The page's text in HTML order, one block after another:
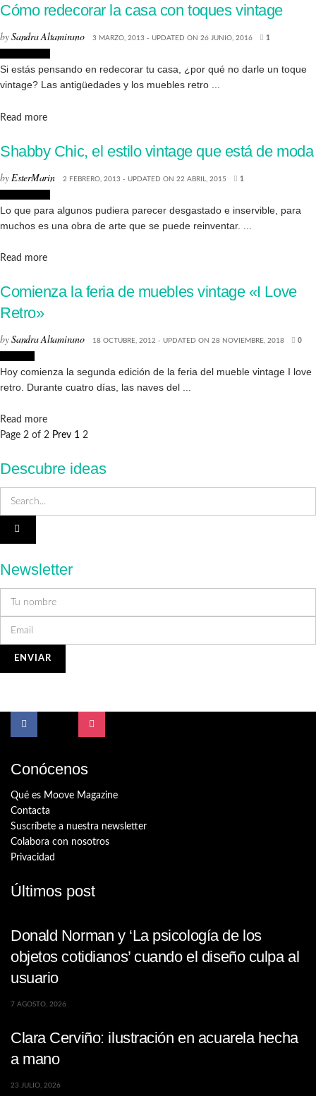
Cómo redecorar la casa con toques vintage
bySandra Altamirano 3 MARZO, 2013 - UPDATED ON 26 JUNIO, 2016 1
Si estás pensando en redecorar tu casa, ¿por qué no darle un toque
vintage? Las antigüedades y los muebles retro ...
Read moreDetails
Shabby Chic, el estilo vintage que está de moda
by EsterMarin 2 FEBRERO, 2013 - UPDATED ON 22 ABRIL, 2015 1
Lo que para algunos pudiera parecer desgastado e inservible, para
muchos es una obra de arte que se puede reinventar. ...
Read moreDetails
Comienza la feria de muebles vintage «I Love
Retro»
bySandra Altamirano 18 OCTUBRE, 2012 - UPDATED ON 28 NOVIEMBRE, 2018 0
Hoy comienza la segunda edición de la feria del mueble vintage I love
retro. Durante cuatro días, las naves del ...
Read moreDetails
Page 2 of 2 Prev 1 2
Descubre ideas
Newsletter
Conócenos
Qué es Moove Magazine
Contacta
Suscríbete a nuestra newsletter
Colabora con nosotros
Privacidad
Últimos post
Donald Norman y ‘La psicología de los
objetos cotidianos’ cuando el diseño culpa al
usuario
7 AGOSTO, 2026
Clara Cerviño: ilustración en acuarela hecha
a mano
23 JULIO, 2026